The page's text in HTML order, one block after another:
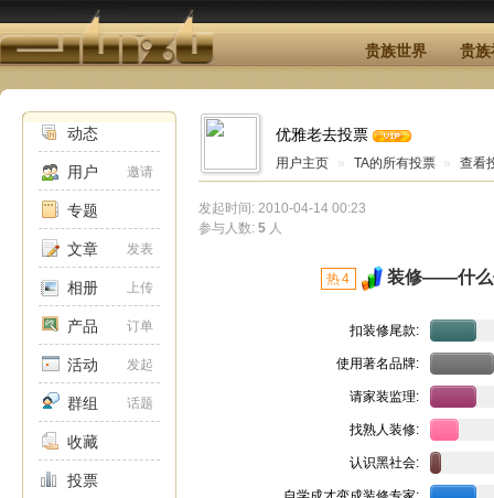
贵族世界 贵族
动态
用户 邀请
专题
文章 发表
相册 上传
产品 订单
活动 发起
群组 话题
收藏
投票
优雅老去投票
用户主页 » TA的所有投票 » 查看
发起时间: 2010-04-14 00:23
参与人数: 5 人
热4 装修——什么
扣装修尾款:
使用著名品牌:
请家装监理:
找熟人装修:
认识黑社会: